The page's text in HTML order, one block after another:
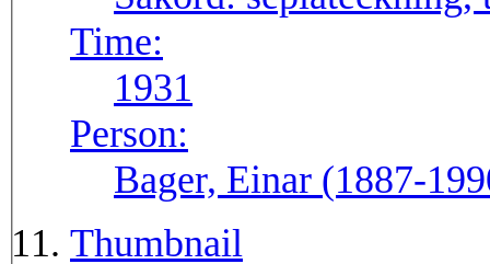
Time:
1931
Person:
Bager, Einar (1887-
Thumbnail